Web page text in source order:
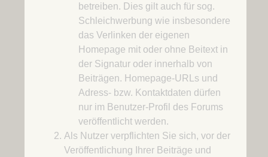
betreiben. Dies gilt auch für sog.
Schleichwerbung wie insbesondere
das Verlinken der eigenen
Homepage mit oder ohne Beitext in
der Signatur oder innerhalb von
Beiträgen. Homepage-URLs und
Adress- bzw. Kontaktdaten dürfen
nur im Benutzer-Profil des Forums
veröffentlicht werden.
Als Nutzer verpflichten Sie sich, vor der
Veröffentlichung Ihrer Beiträge und